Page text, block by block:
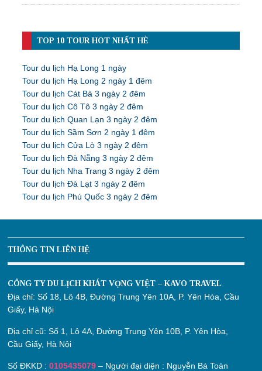
TOP 10 TOUR HOT NHẤT HÈ
Tour du lịch Hạ Long 1 ngày
Tour du lịch Hạ Long 2 ngày 1 đêm
Tour du lịch Cát Bà 3 ngày 2 đêm
Tour du lịch Cô Tô 3 ngày 2 đêm
Tour du lịch Quan Lạn 3 ngày 2 đêm
Tour du lịch Sầm Sơn 2 ngày 1 đêm
Tour du lịch Cửa Lò 3 ngày 2 đêm
Tour du lịch Đà Nẵng 3 ngày 2 đêm
Tour du lịch Nha Trang 3 ngày 2 đêm
Tour du lịch Đà Lạt 3 ngày 2 đêm
Tour du lịch Phú Quốc 3 ngày 2 đêm
THÔNG TIN LIÊN HỆ
CÔNG TY DU LỊCH KHÁT VỌNG VIỆT – KAVO TRAVEL
Địa chỉ:Số 18, Lô 4B, Đường Trung Yên 10A, P. Yên Hòa, Cầu
Giấy, Hà Nội
Địa chỉ cũ:Số 1, Lô 4A, Đường Trung Yên 10B, P. Yên Hòa,
Cầu Giấy, Hà Nội
Số ĐKKD :0105435079 – Người đại diện : Nguyễn Bá Toàn